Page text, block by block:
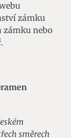
zámku
zámku nebo
směrech